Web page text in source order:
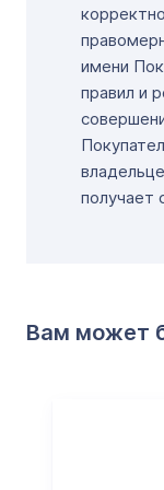
имени
правил и
получает
Вам может